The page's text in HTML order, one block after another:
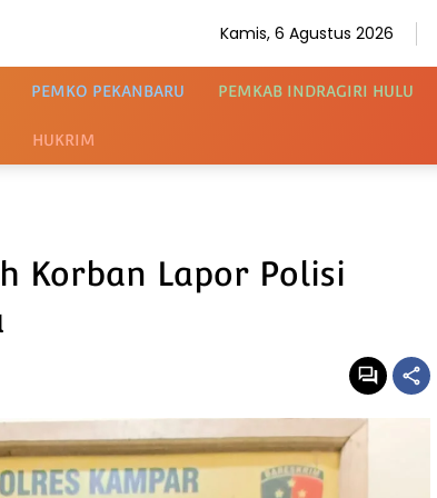
Kamis, 6 Agustus 2026
PEMKO PEKANBARU PEMKAB INDRAGIRI HULU
HUKRIM
Korban Lapor Polisi